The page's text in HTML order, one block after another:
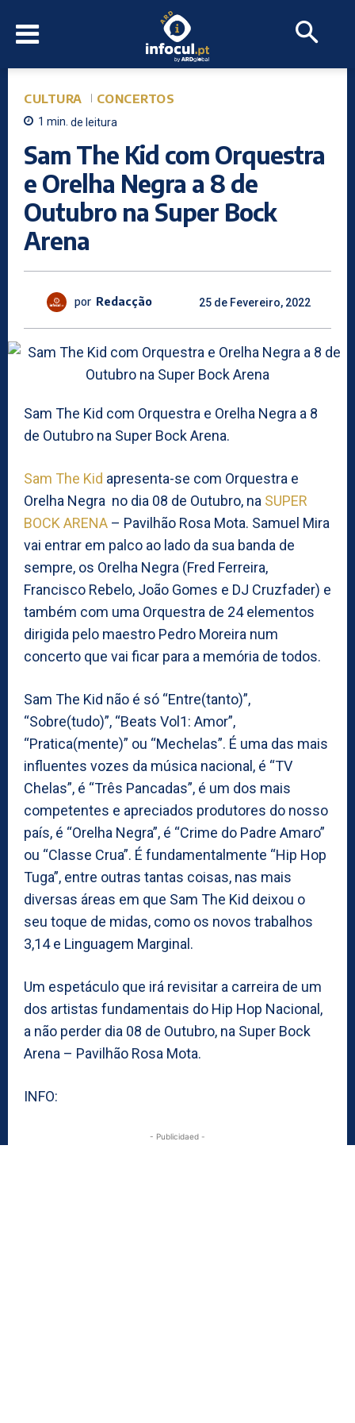
CULTURA CONCERTOS
1 min. de leitura
Sam The Kid com Orquestra
e Orelha Negra a 8 de
Outubro na Super Bock
Arena
por Redacção 25 de Fevereiro, 2022
Sam The Kid com Orquestra e Orelha Negra a 8
de Outubro na Super Bock Arena.
Sam The Kid apresenta-se com Orquestra e
Orelha Negra no dia 08 de Outubro, na SUPER
BOCK ARENA – Pavilhão Rosa Mota. Samuel Mira
vai entrar em palco ao lado da sua banda de
sempre, os Orelha Negra (Fred Ferreira,
Francisco Rebelo, João Gomes e DJ Cruzfader) e
também com uma Orquestra de 24 elementos
dirigida pelo maestro Pedro Moreira num
concerto que vai ficar para a memória de todos.
Sam The Kid não é só “Entre(tanto)”,
“Sobre(tudo)”, “Beats Vol1: Amor”,
“Pratica(mente)” ou “Mechelas”. É uma das mais
influentes vozes da música nacional, é “TV
Chelas”, é “Três Pancadas”, é um dos mais
competentes e apreciados produtores do nosso
país, é “Orelha Negra”, é “Crime do Padre Amaro”
ou “Classe Crua”. É fundamentalmente “Hip Hop
Tuga”, entre outras tantas coisas, nas mais
diversas áreas em que Sam The Kid deixou o
seu toque de midas, como os novos trabalhos
3,14 e Linguagem Marginal.
Um espetáculo que irá revisitar a carreira de um
dos artistas fundamentais do Hip Hop Nacional,
a não perder dia 08 de Outubro, na Super Bock
Arena – Pavilhão Rosa Mota.
INFO:
- Publicidaed -